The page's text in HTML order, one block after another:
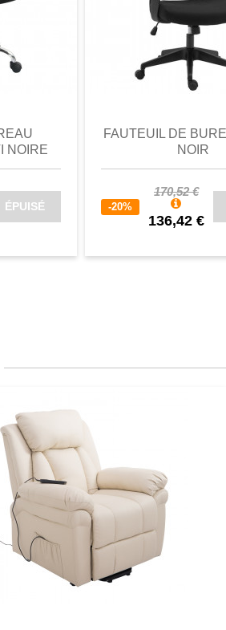
aperçu
NOIRE
ÉPUISÉ
FAUTEUIL DE
NOIR
-20%
170,52 €
136,42 €
Favori
Favori